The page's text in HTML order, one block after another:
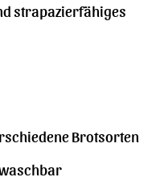
strapazierfähiges
Brotsorten